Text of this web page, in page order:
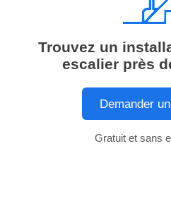
Trouvez un
escalier près
Demander
Gratuit et sans